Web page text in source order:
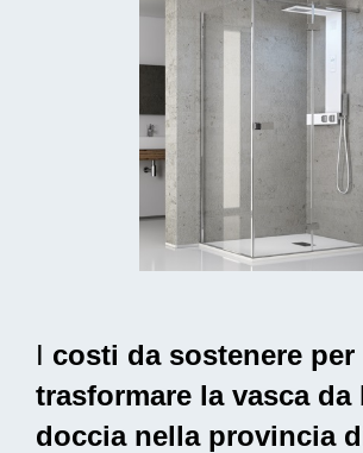
I costi da sostenere per
trasformare la vasca da
doccia nella provincia